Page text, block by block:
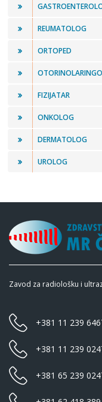
REUMATOLOG
ORTOPED
FIZIJATAR
ONKOLOG
DERMATOLOG
UROLOG
Zavod za radiološku i
+381 11 239
+381 11 239
+381 65 239